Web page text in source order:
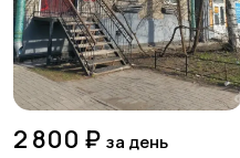
2 800 ₽ за день